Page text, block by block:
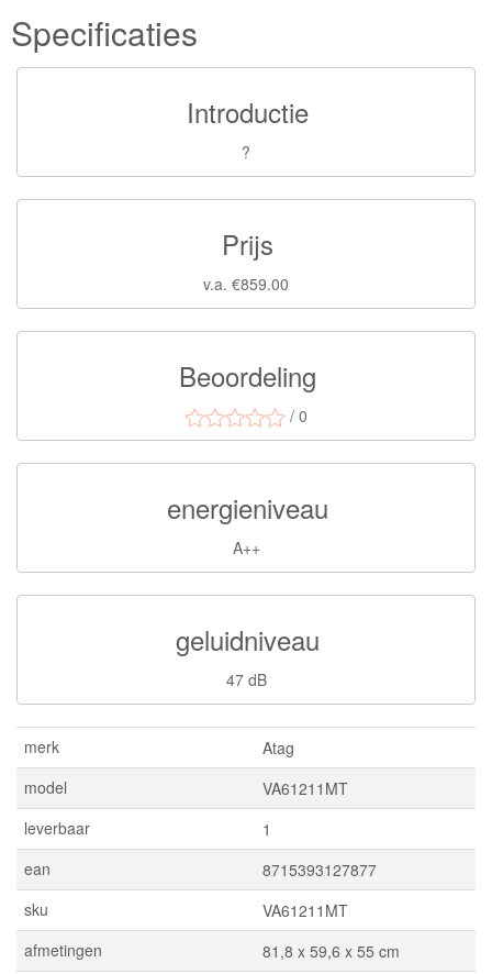
Specificaties
Introductie
?
Prijs
v.a. €859.00
Beoordeling
/ 0
energieniveau
A++
geluidniveau
47 dB
merk
Atag
model
VA61211MT
leverbaar
1
ean
8715393127877
sku
VA61211MT
afmetingen
81,8 x 59,6 x 55 cm